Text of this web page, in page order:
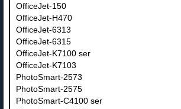
OfficeJet-150
OfficeJet-H470
OfficeJet-6313
OfficeJet-6315
OfficeJet-K7100 ser
OfficeJet-K7103
PhotoSmart-2573
PhotoSmart-2575
PhotoSmart-C4100 ser